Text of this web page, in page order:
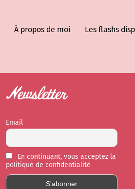
À propos de moi Les flashs
Newsletter
Email
En continuant, vous acceptez la
politique de confidentialité